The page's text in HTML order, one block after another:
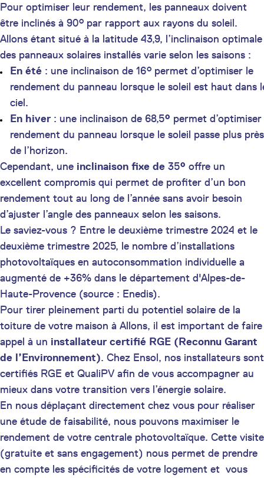
Pour optimiser leur rendement, les panneaux doivent
être inclinés à 90° par rapport aux rayons du soleil.
Allons étant situé à la latitude 43,9, l’inclinaison optimale
des panneaux solaires installés varie selon les saisons :
En été : une inclinaison de 16° permet d’optimiser le
rendement du panneau lorsque le soleil est haut dans
ciel.
En hiver : une inclinaison de 68,5° permet d’optimiser
rendement du panneau lorsque le soleil passe plus près
de l’horizon.
Cependant, une inclinaison fixe de 35° offre un
excellent compromis qui permet de profiter d’un bon
rendement tout au long de l’année sans avoir besoin
d’ajuster l’angle des panneaux selon les saisons.
Le saviez-vous ? Entre le deuxième trimestre 2024 et le
deuxième trimestre 2025, le nombre d’installations
photovoltaïques en autoconsommation individuelle a
augmenté de +36% dans le département d'Alpes-de-
Haute-Provence (source : Enedis).
Pour tirer pleinement parti du potentiel solaire de la
toiture de votre maison à Allons, il est important de faire
appel à un installateur certifié RGE (Reconnu Garant
de l’Environnement). Chez Ensol, nos installateurs sont
certifiés RGE et QualiPV afin de vous accompagner au
mieux dans votre transition vers l’énergie solaire.
En nous déplaçant directement chez vous pour réaliser
une étude de faisabilité, nous pouvons maximiser le
rendement de votre centrale photovoltaïque. Cette visite
(gratuite et sans engagement) nous permet de prendre
en compte les spécificités de votre logement et vous